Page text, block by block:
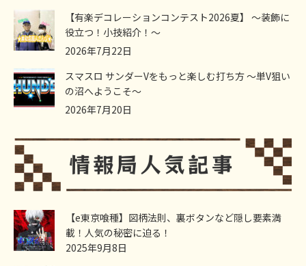
【有楽デコレーションコンテスト2026夏】 ～装飾に
役立つ！小技紹介！～
2026年7月22日
スマスロ サンダーVをもっと楽しむ打ち方 ～単V狙い
の沼へようこそ～
2026年7月20日
【e東京喰種】図柄法則、裏ボタンなど隠し要素満
載！人気の秘密に迫る！
2025年9月8日